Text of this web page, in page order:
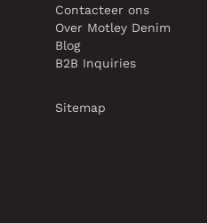
Contacteer ons
Over Motley Denim
Blog
B2B Inquiries
Sitemap